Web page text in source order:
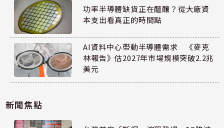
功率半導體缺貨正在醞釀？從大廠資
本支出看真正的時間點
AI資料中心帶動半導體需求 《麥克
林報告》估2027年市場規模突破2.2兆
美元
新聞焦點